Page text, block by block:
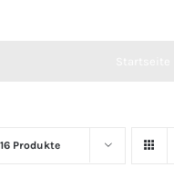
16 Produkte